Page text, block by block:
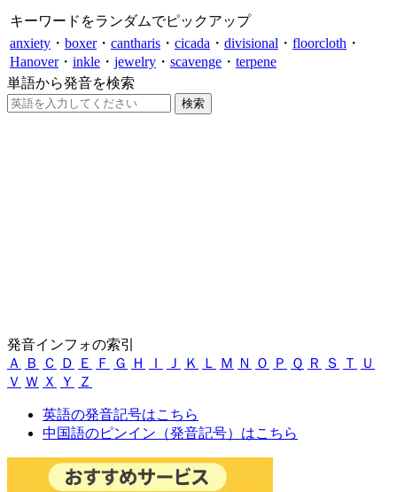
キーワードをランダムでピックアップ
anxiety ・ boxer・ cantharis ・ cicada ・ divisional ・ floorcloth ・
Hanover・ inkle ・ jewelry ・ scavenge ・ terpene
単語から発音を検索
発音インフォの索引
Ａ
Ｂ Ｃ Ｄ Ｅ Ｆ Ｇ Ｈ Ｉ Ｊ Ｋ Ｌ Ｍ Ｎ Ｏ Ｐ Ｑ Ｒ Ｓ Ｔ
Ｕ
Ｖ Ｗ Ｘ Ｙ Ｚ
英語の発音記号はこちら
中国語のピンイン（発音記号）はこちら